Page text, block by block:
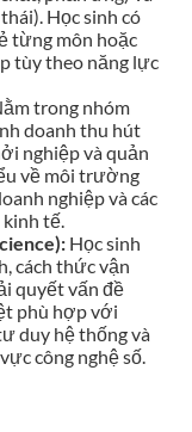
Học sinh có
từng môn hoặc
tùy theo năng lực
trong nhóm
doanh thu hút
nghiệp và quản
về môi trường
nghiệp và các
tế.
Học sinh
cách thức vận
quyết vấn đề
phù hợp với
duy hệ thống và
công nghệ số.